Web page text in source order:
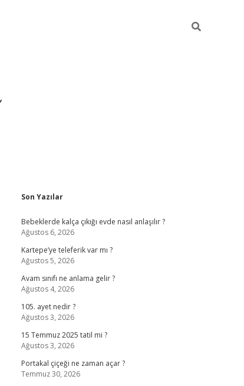
Sidebar
Son Yazılar
Bebeklerde kalça çıkığı evde nasıl anlaşılır ?
Ağustos 6, 2026
Kartepe’ye teleferik var mı ?
Ağustos 5, 2026
Avam sınıfı ne anlama gelir ?
Ağustos 4, 2026
105. ayet nedir ?
Ağustos 3, 2026
15 Temmuz 2025 tatil mi ?
Ağustos 3, 2026
Portakal çiçeği ne zaman açar ?
Temmuz 30, 2026